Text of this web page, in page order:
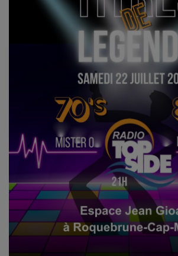
Team Building Radio
EVÉNEMENTS
CIRCULATION EN TEMPS RÉEL
HIGH-TECH
SPORT
SANTÉ